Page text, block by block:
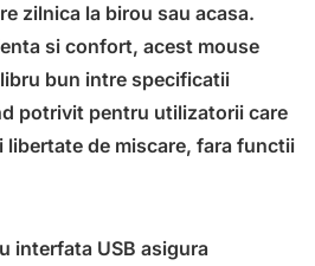
zilnica la birou sau acasa.
si confort, acest mouse
bun intre specificatii
potrivit pentru utilizatorii care
de miscare, fara functii
interfata USB asigura